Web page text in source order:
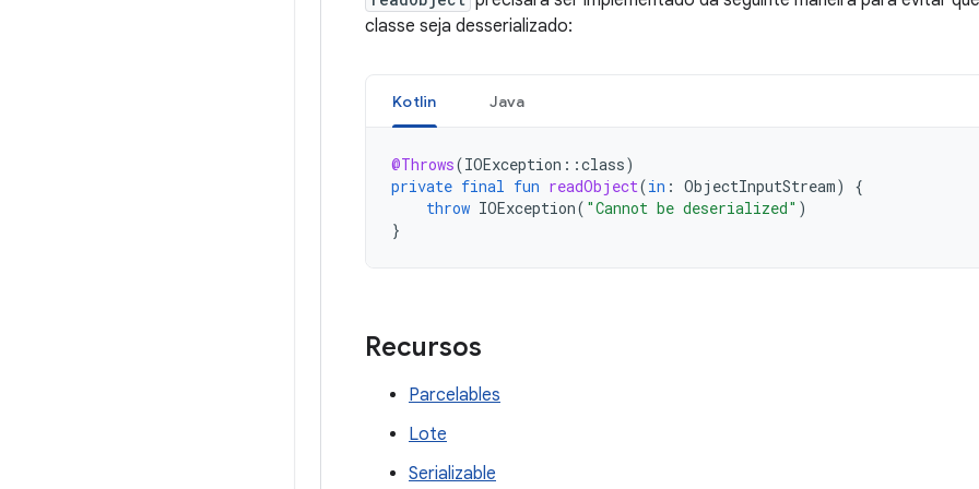
classe seja desserializado:
Kotlin Java
@Throws(IOException ::class)
private final fun readObject(in : ObjectInputStream)
{
throw IOException( "Cannot be deserialized" )
}
Recursos
Parcelables
Lote
Serializable